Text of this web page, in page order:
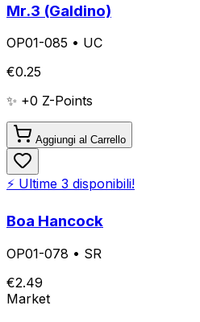
Mr.3 (Galdino)
OP01-085 • UC
€0.25
✨ +0 Z-Points
Aggiungi al Carrello
⚡ Ultime 3 disponibili!
Boa Hancock
OP01-078 • SR
€2.49
Market